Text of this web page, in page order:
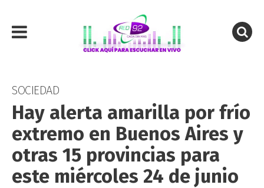
SOCIEDAD
Hay alerta amarilla por frío
extremo en Buenos Aires y
otras 15 provincias para
este miércoles 24 de junio